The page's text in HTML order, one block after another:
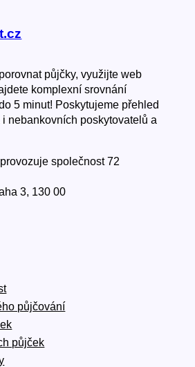
půjčky, využijte web
komplexní srovnání
5 minut! Poskytujeme přehled
nebankovních poskytovatelů a
společnost 72
3, 130 00
půjčování
půjček